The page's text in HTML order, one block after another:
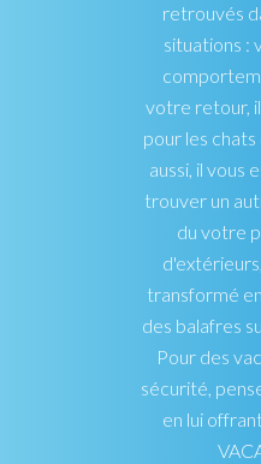
retrouvés
situations :
votre retour,
pour les
aussi, il vous
trouver un
du votre
transformé
des balafres
Pour des
sécurité,
en lui